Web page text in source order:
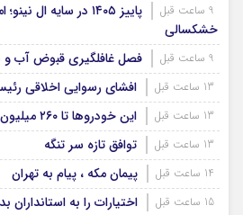
پاییز ۱۴۰۵ در سایه ال‌
خشکسالی
فصل غافلگیری قبوض آب و
افشای رسوایی اخلاقی
این خودروها تا ۲۶۰ میلیون ارزان شدند
توافق تازه سر تنگه
پیمان مکه ، پیام به تهران
اختیارات را به